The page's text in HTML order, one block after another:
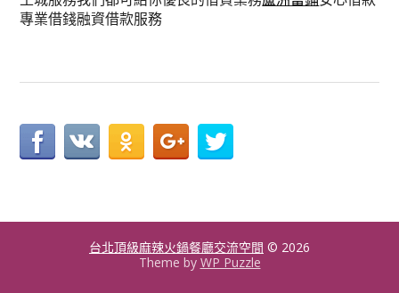
專業借錢融資借款服務
台北頂級麻辣火鍋餐廳交流空間 © 2026
Theme by WP Puzzle